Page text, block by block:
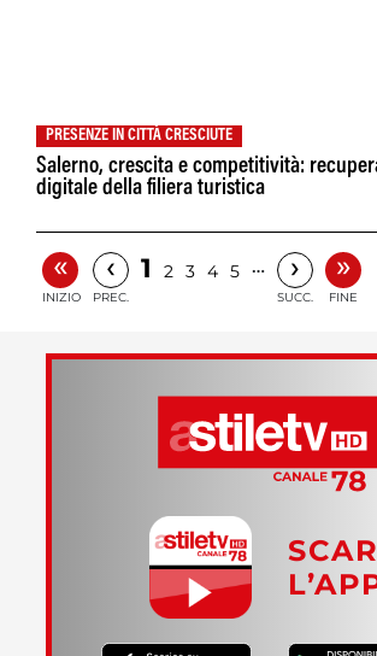
PRESENZE IN CITTÀ CRESCIUTE
Salerno, crescita e competitività:
digitale della filiera turistica
«
INIZIO
‹
PREC.
1 2 3 4 5 … ›
SUCC.
»
FINE